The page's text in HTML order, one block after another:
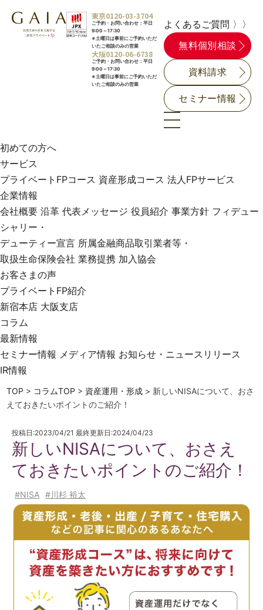
東京0120-03-3704
ご予約・お問い合わせ：平日
9:00～17:30
※土曜日は事前にご予約いただ
いたご相談のみの営業
大阪0120-06-6738
ご予約・お問い合わせ：平日
9:00～17:30
※土曜日は事前にご予約いただ
いたご相談のみの営業
よくあるご質問 〉〉
無料個別相談
資料請求
セミナー情報
初めての方へ
サービス
プライベートFPコース 資産形成コース 法人FPサービス
企業情報
会社概要 沿革 代表メッセージ 役員紹介 事業方針 フィデュー
シャリー・
デューティー宣言 所属金融商品取引業者等・
取扱生命保険会社 業務提携 加入協会
お客さまの声
プライベートFP紹介
新宿本店 大阪支店
コラム
最新情報
セミナー情報 メディア情報 お知らせ・ニュースリリース
IR情報
TOP > コラムTOP > 資産運用・形成 > 新しいNISAについて、おさ
えておきたいポイントのご紹介！
投稿日:2023/04/21 最終更新日:2024/04/23
新しいNISAについて、おさえ
ておきたいポイントのご紹介！
#NISA #川杉 裕太